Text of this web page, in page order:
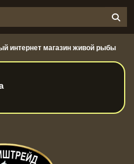
интернет магазин живой рыбы